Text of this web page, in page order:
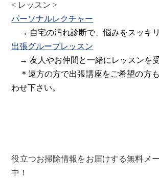
< レッスン >
パーソナルレクチャー
→ 自宅の汚れ診断で、悩みをスッキリ
出張グループレッスン
→ 友人やお仲間と一緒にレッスンを受
＊遠方の方で出張講座をご希望の方
わせ下さい。
役立つお掃除情報をお届けする無料メ
中！